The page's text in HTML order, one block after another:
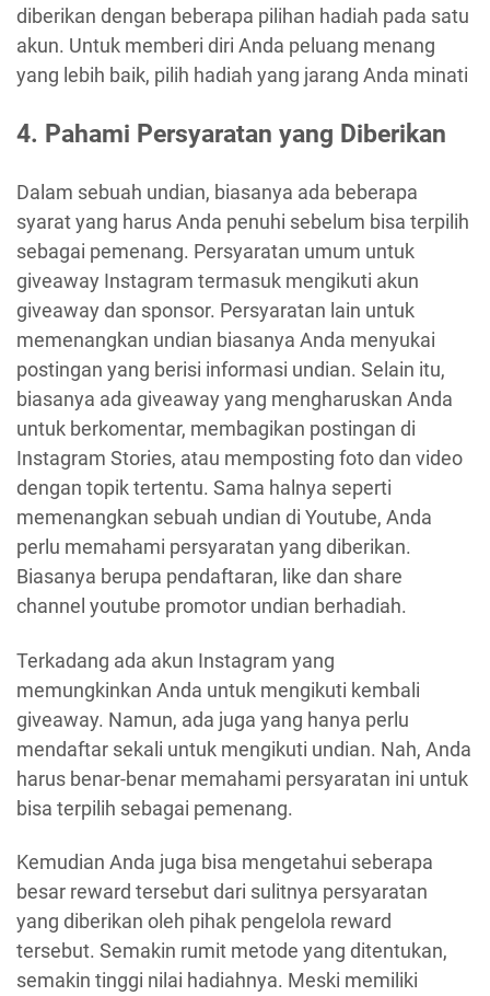
diberikan dengan beberapa pilihan hadiah pada satu
akun. Untuk memberi diri Anda peluang menang
yang lebih baik, pilih hadiah yang jarang Anda minati
4. Pahami Persyaratan yang Diberikan
Dalam sebuah undian, biasanya ada beberapa
syarat yang harus Anda penuhi sebelum bisa terpilih
sebagai pemenang. Persyaratan umum untuk
giveaway Instagram termasuk mengikuti akun
giveaway dan sponsor. Persyaratan lain untuk
memenangkan undian biasanya Anda menyukai
postingan yang berisi informasi undian. Selain itu,
biasanya ada giveaway yang mengharuskan Anda
untuk berkomentar, membagikan postingan di
Instagram Stories, atau memposting foto dan video
dengan topik tertentu. Sama halnya seperti
memenangkan sebuah undian di Youtube, Anda
perlu memahami persyaratan yang diberikan.
Biasanya berupa pendaftaran, like dan share
channel youtube promotor undian berhadiah.
Terkadang ada akun Instagram yang
memungkinkan Anda untuk mengikuti kembali
giveaway. Namun, ada juga yang hanya perlu
mendaftar sekali untuk mengikuti undian. Nah, Anda
harus benar-benar memahami persyaratan ini untuk
bisa terpilih sebagai pemenang.
Kemudian Anda juga bisa mengetahui seberapa
besar reward tersebut dari sulitnya persyaratan
yang diberikan oleh pihak pengelola reward
tersebut. Semakin rumit metode yang ditentukan,
semakin tinggi nilai hadiahnya. Meski memiliki